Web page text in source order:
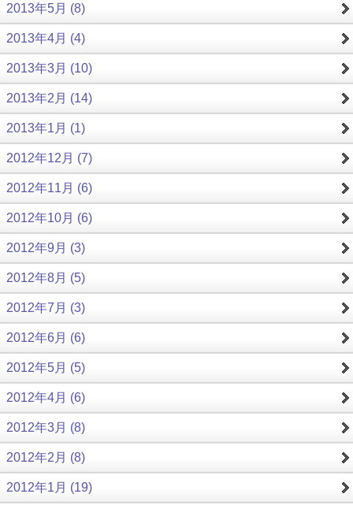
2013年5月 (8)
2013年4月 (4)
2013年3月 (10)
2013年2月 (14)
2013年1月 (1)
2012年12月 (7)
2012年11月 (6)
2012年10月 (6)
2012年9月 (3)
2012年8月 (5)
2012年7月 (3)
2012年6月 (6)
2012年5月 (5)
2012年4月 (6)
2012年3月 (8)
2012年2月 (8)
2012年1月 (19)